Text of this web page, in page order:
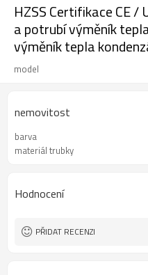
HZSS Certifikace CE
a potrubí výměník
výměník tepla
model
nemovitost
barva
materiál trubky
Hodnocení
PŘIDAT RECENZI